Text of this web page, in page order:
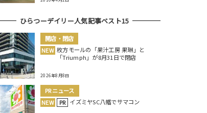
ひらつーデイリー人気記事ベスト15
開店・閉店
NEW 枚方モールの「果汁工房 果琳」と
「Triumph」が8月31日で閉店
2026年8月8日
PRニュース
NEW
PR イズミヤSC八幡でサマコン